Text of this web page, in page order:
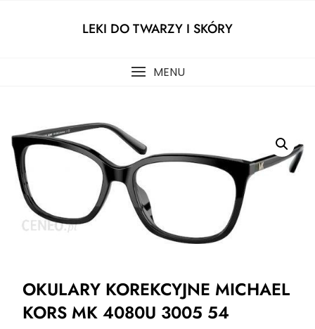
LEKI DO TWARZY I SKÓRY
MENU
OKULARY KOREKCYJNE MICHAEL
KORS MK 4080U 3005 54